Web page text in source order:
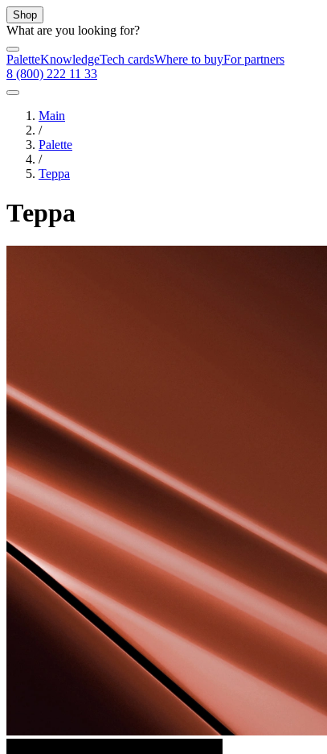
Shop
What are you looking for?
PaletteKnowledgeTech cardsWhere to buyFor partners
8 (800) 222 11 33
Main
/
Palette
/
Терра
Терра